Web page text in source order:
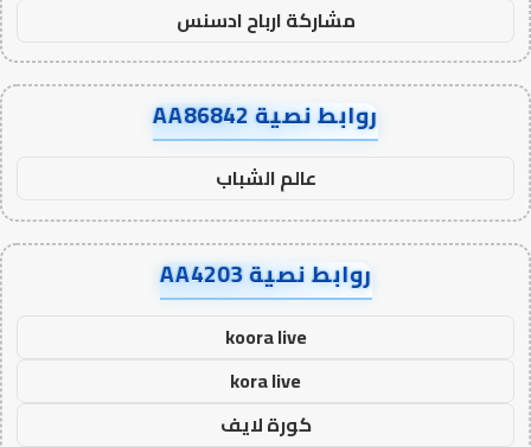
مشاركة ارباح ادسنس
روابط نصية AA86842
عالم الشباب
روابط نصية AA4203
koora live
kora live
كورة لايف